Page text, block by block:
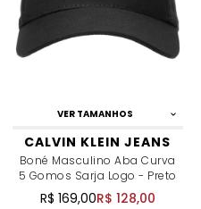
VER TAMANHOS
CALVIN KLEIN JEANS
Boné Masculino Aba Curva
5 Gomos Sarja Logo - Preto
R$ 169,00R$ 128,00